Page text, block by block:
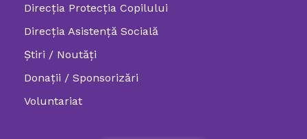
Direcția Protecția Copilului
Direcția Asistență Socială
Știri / Noutăți
Donații / Sponsorizări
Voluntariat